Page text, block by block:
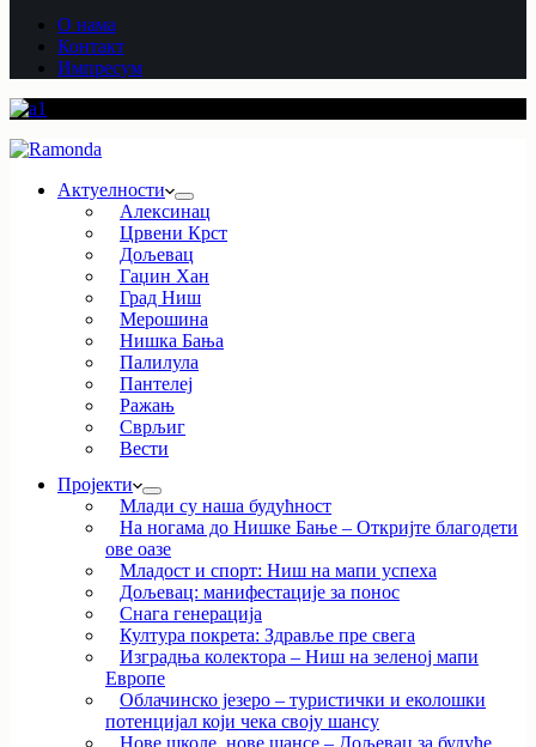
О нама
Контакт
Импресум
Актуелности
Алексинац
Црвени Крст
Дољевац
Гаџин Хан
Град Ниш
Мерошина
Нишка Бања
Палилула
Пантелеј
Ражањ
Сврљиг
Вести
Пројекти
Млади су наша будућност
На ногама до Нишке Бање – Откријте благодети
ове оазе
Младост и спорт: Ниш на мапи успеха
Дољевац: манифестације за понос
Снага генерација
Култура покрета: Здравље пре свега
Изградња колектора – Ниш на зеленој мапи
Европе
Облачинско језеро – туристички и еколошки
потенцијал који чека своју шансу
Нове школе, нове шансе – Дољевац за будуће